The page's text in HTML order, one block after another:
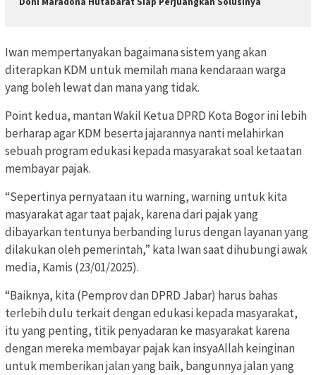
Iwan mempertanyakan bagaimana sistem yang akan
diterapkan KDM untuk memilah mana kendaraan warga
yang boleh lewat dan mana yang tidak.
Point kedua, mantan Wakil Ketua DPRD Kota Bogor ini lebih
berharap agar KDM beserta jajarannya nanti melahirkan
sebuah program edukasi kepada masyarakat soal ketaatan
membayar pajak.
“Sepertinya pernyataan itu warning, warning untuk kita
masyarakat agar taat pajak, karena dari pajak yang
dibayarkan tentunya berbanding lurus dengan layanan yang
dilakukan oleh pemerintah,” kata Iwan saat dihubungi awak
media, Kamis (23/01/2025).
“Baiknya, kita (Pemprov dan DPRD Jabar) harus bahas
terlebih dulu terkait dengan edukasi kepada masyarakat,
itu yang penting, titik penyadaran ke masyarakat karena
dengan mereka membayar pajak kan insyaAllah keinginan
untuk memberikan jalan yang baik, bangunnya jalan yang